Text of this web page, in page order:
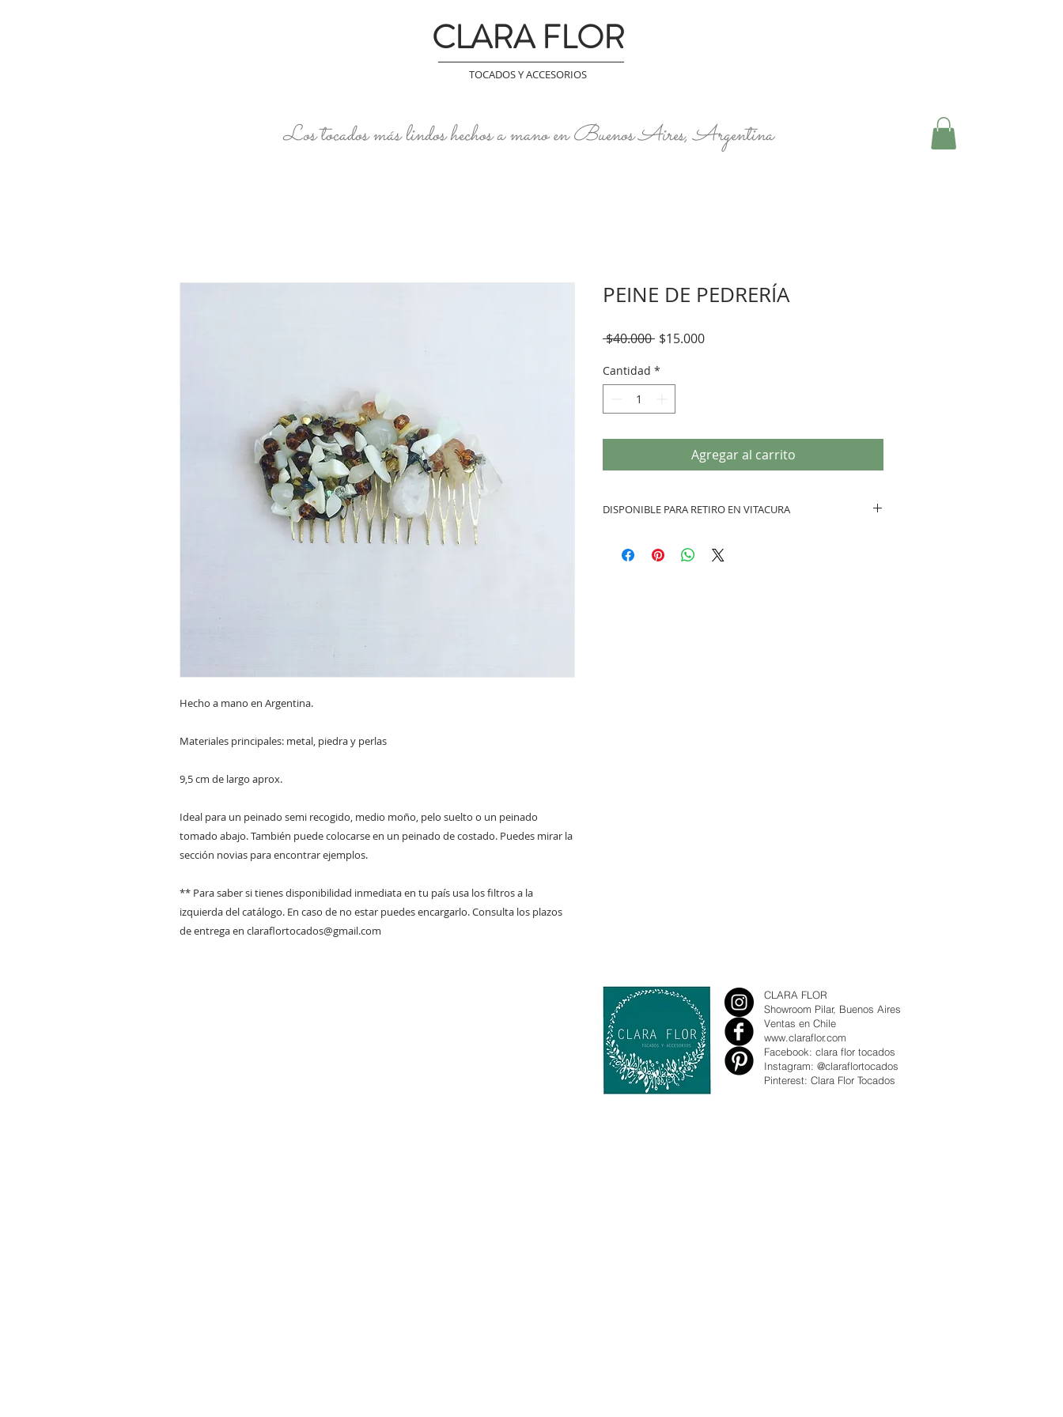
CLARA FLOR
TOCADOS Y ACCESORIOS
Los tocados más lindos hechos a mano en Buenos Aires, Argentina
Hecho a mano en Argentina.
Materiales principales: metal, piedra y perlas
9,5 cm de largo aprox.
Ideal para un peinado semi recogido, medio moño, pelo suelto o un peinado
tomado abajo. También puede colocarse en un peinado de costado. Puedes mirar la
sección novias para encontrar ejemplos.
** Para saber si tienes disponibilidad inmediata en tu país usa los filtros a la
izquierda del catálogo. En caso de no estar puedes encargarlo. Consulta los plazos
de entrega en claraflortocados@gmail.com
PEINE DE PEDRERÍA
$40.000 Precio
$15.000Precio
Cantidad *
Agregar al carrito
DISPONIBLE PARA RETIRO EN VITACURA
CLARA FLOR
Showroom Pilar, Buenos Aires
Ventas en Chile
www.claraflor.com
Facebook: clara flor tocados
Instagram: @claraflortocados
Pinterest: Clara Flor Tocados